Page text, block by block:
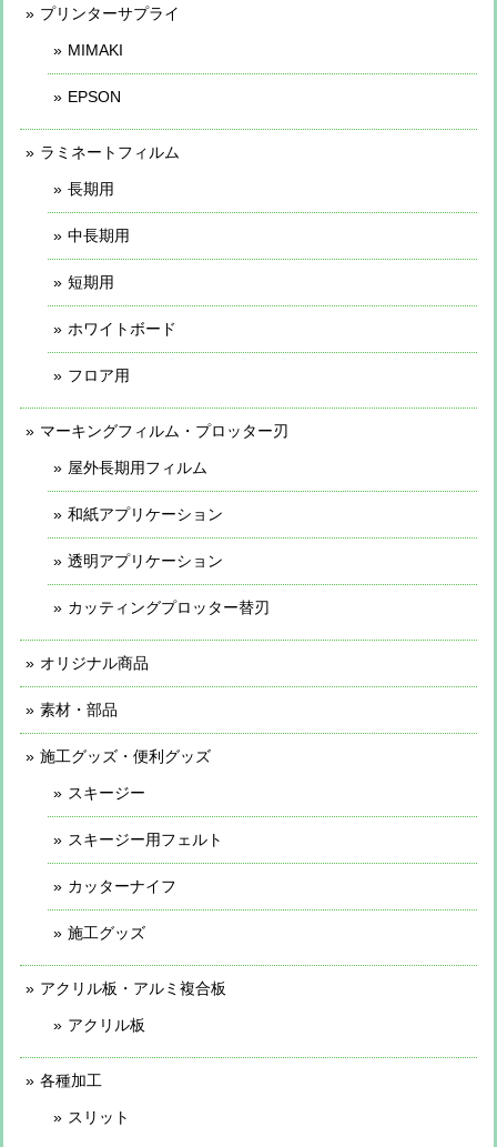
プリンターサプライ
MIMAKI
EPSON
ラミネートフィルム
長期用
中長期用
短期用
ホワイトボード
フロア用
マーキングフィルム・プロッター刃
屋外長期用フィルム
和紙アプリケーション
透明アプリケーション
カッティングプロッター替刃
オリジナル商品
素材・部品
施工グッズ・便利グッズ
スキージー
スキージー用フェルト
カッターナイフ
施工グッズ
アクリル板・アルミ複合板
アクリル板
各種加工
スリット